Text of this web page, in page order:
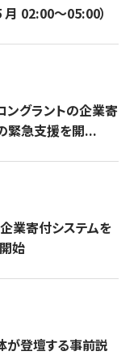
02:00〜05:00）
ングラントの企業寄
緊急支援を開...
業寄付システムを
始
が登壇する事前説